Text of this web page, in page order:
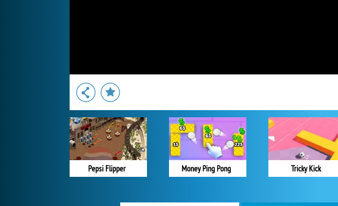
Pepsi Flipper Money Ping Pong Tricky Kick